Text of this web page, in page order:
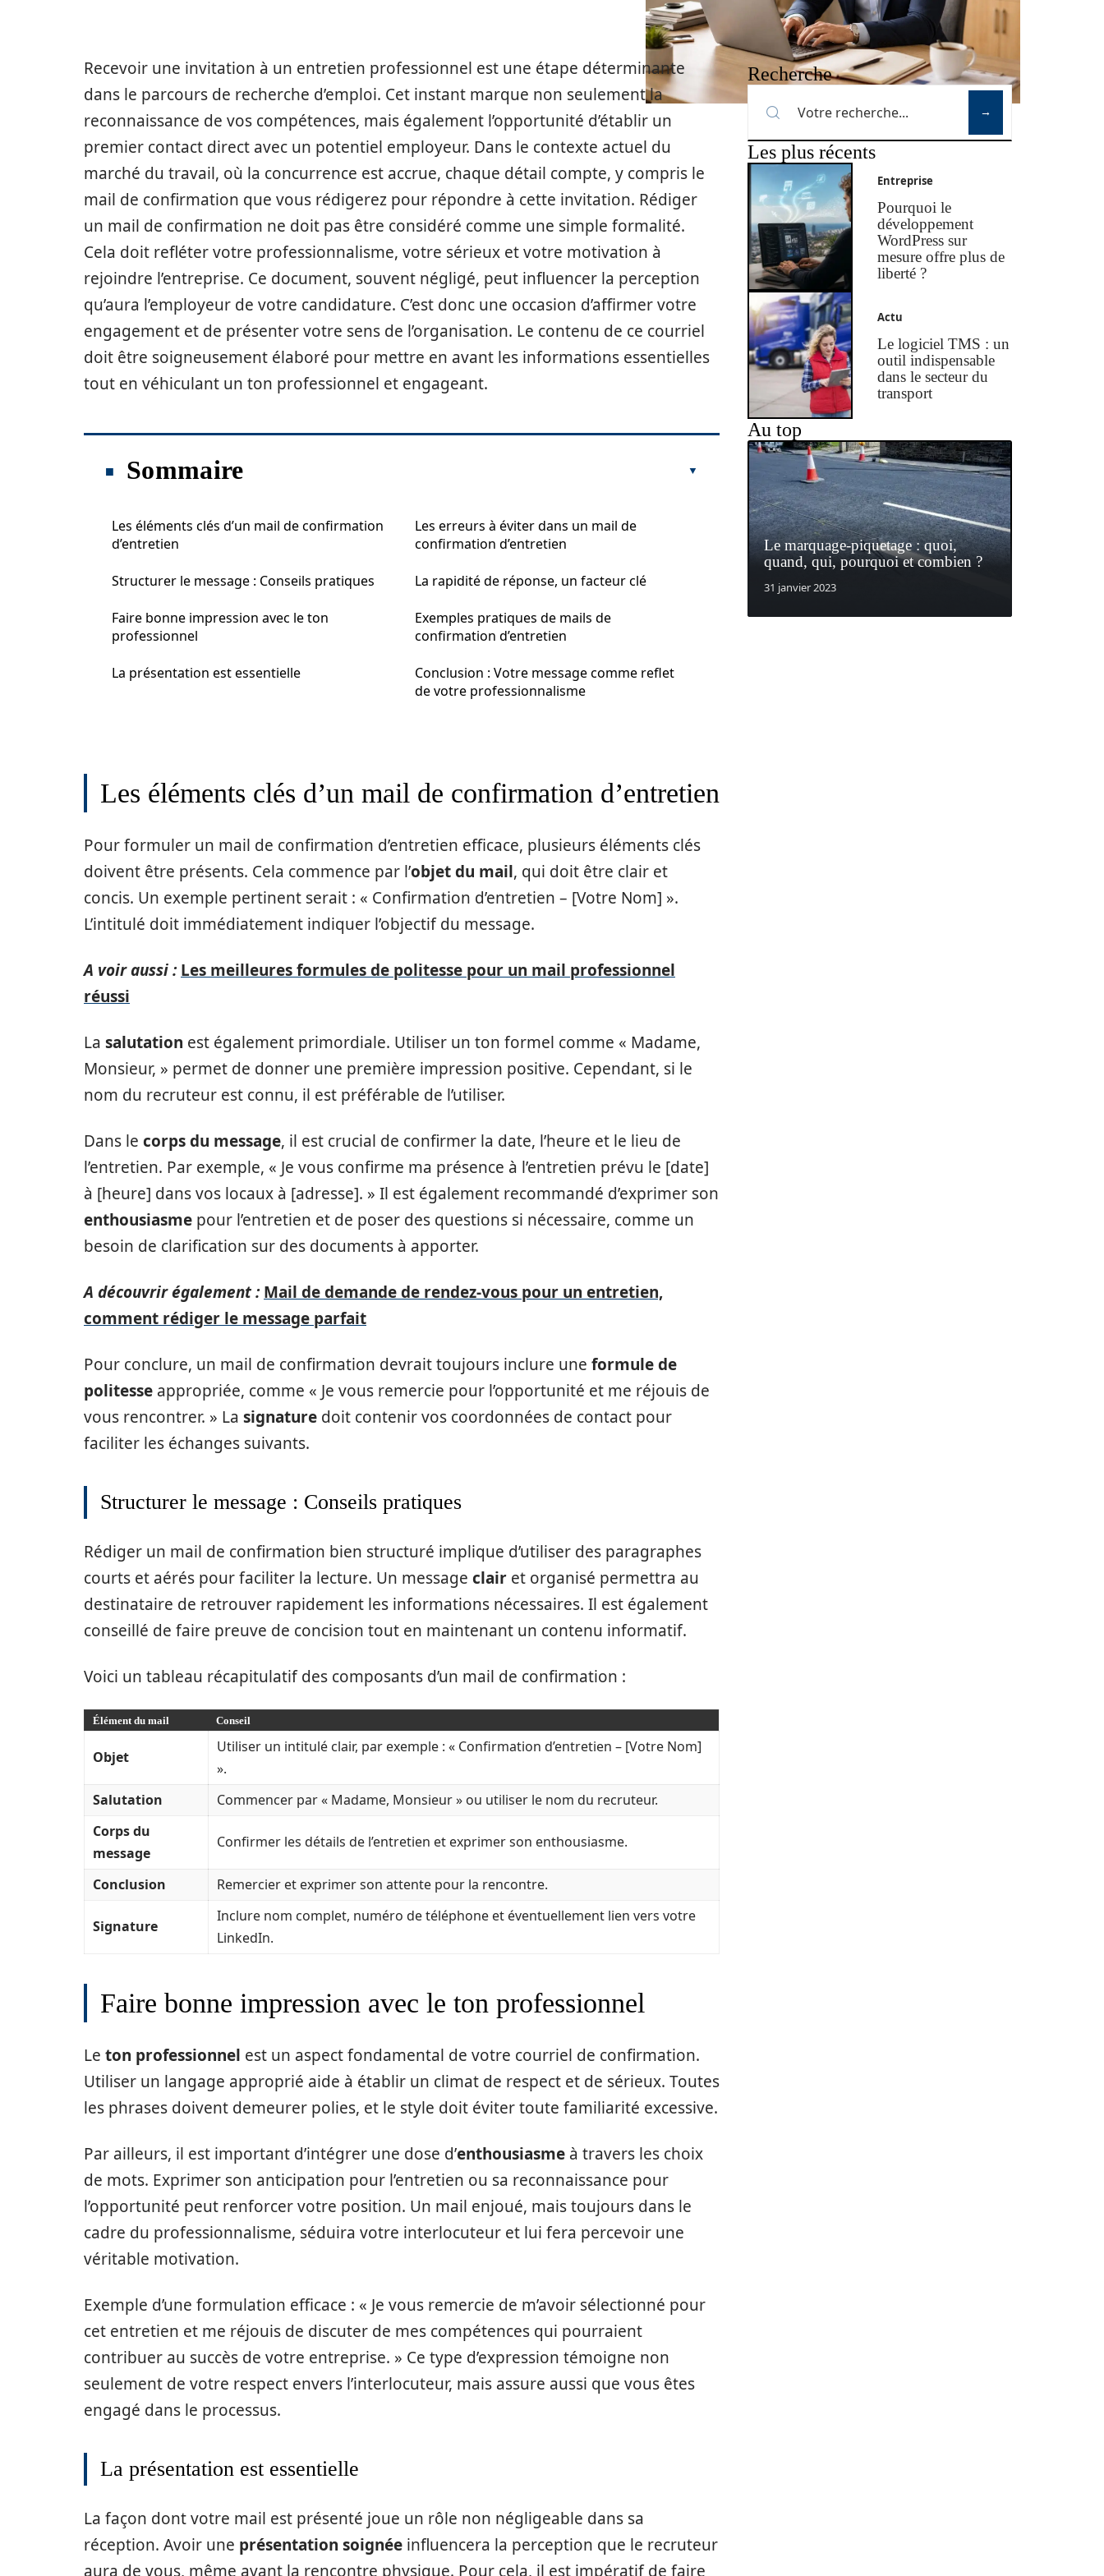
Recevoir une invitation à un entretien professionnel est une étape déterminante
dans le parcours de recherche d’emploi. Cet instant marque non seulement la
reconnaissance de vos compétences, mais également l’opportunité d’établir un
premier contact direct avec un potentiel employeur. Dans le contexte actuel du
marché du travail, où la concurrence est accrue, chaque détail compte, y compris le
mail de confirmation que vous rédigerez pour répondre à cette invitation. Rédiger
un mail de confirmation ne doit pas être considéré comme une simple formalité.
Cela doit refléter votre professionnalisme, votre sérieux et votre motivation à
rejoindre l’entreprise. Ce document, souvent négligé, peut influencer la perception
qu’aura l’employeur de votre candidature. C’est donc une occasion d’affirmer votre
engagement et de présenter votre sens de l’organisation. Le contenu de ce courriel
doit être soigneusement élaboré pour mettre en avant les informations essentielles
tout en véhiculant un ton professionnel et engageant.
Sommaire
Les éléments clés d’un mail de confirmation
d’entretien
Structurer le message : Conseils pratiques
Faire bonne impression avec le ton
professionnel
La présentation est essentielle
Les erreurs à éviter dans un mail de
confirmation d’entretien
La rapidité de réponse, un facteur clé
Exemples pratiques de mails de
confirmation d’entretien
Conclusion : Votre message comme reflet
de votre professionnalisme
Les éléments clés d’un mail de confirmation d’entretien
Pour formuler un mail de confirmation d’entretien efficace, plusieurs éléments clés
doivent être présents. Cela commence par l’objet du mail, qui doit être clair et
concis. Un exemple pertinent serait : « Confirmation d’entretien – [Votre Nom] ».
L’intitulé doit immédiatement indiquer l’objectif du message.
A voir aussi : Les meilleures formules de politesse pour un mail professionnel
réussi
La salutation est également primordiale. Utiliser un ton formel comme « Madame,
Monsieur, » permet de donner une première impression positive. Cependant, si le
nom du recruteur est connu, il est préférable de l’utiliser.
Dans le corps du message, il est crucial de confirmer la date, l’heure et le lieu de
l’entretien. Par exemple, « Je vous confirme ma présence à l’entretien prévu le [date]
à [heure] dans vos locaux à [adresse]. » Il est également recommandé d’exprimer son
enthousiasme pour l’entretien et de poser des questions si nécessaire, comme un
besoin de clarification sur des documents à apporter.
A découvrir également : Mail de demande de rendez-vous pour un entretien,
comment rédiger le message parfait
Pour conclure, un mail de confirmation devrait toujours inclure une formule de
politesse appropriée, comme « Je vous remercie pour l’opportunité et me réjouis de
vous rencontrer. » La signature doit contenir vos coordonnées de contact pour
faciliter les échanges suivants.
Structurer le message : Conseils pratiques
Rédiger un mail de confirmation bien structuré implique d’utiliser des paragraphes
courts et aérés pour faciliter la lecture. Un message clair et organisé permettra au
destinataire de retrouver rapidement les informations nécessaires. Il est également
conseillé de faire preuve de concision tout en maintenant un contenu informatif.
Voici un tableau récapitulatif des composants d’un mail de confirmation :
Élément du mail Conseil
Objet
Utiliser un intitulé clair, par exemple : « Confirmation d’entretien – [Votre Nom]
».
Salutation
Commencer par « Madame, Monsieur » ou utiliser le nom du recruteur.
Corps du
message
Confirmer les détails de l’entretien et exprimer son enthousiasme.
Conclusion Remercier et exprimer son attente pour la rencontre.
Signature
Inclure nom complet, numéro de téléphone et éventuellement lien vers votre
LinkedIn.
Faire bonne impression avec le ton professionnel
Le ton professionnel est un aspect fondamental de votre courriel de confirmation.
Utiliser un langage approprié aide à établir un climat de respect et de sérieux. Toutes
les phrases doivent demeurer polies, et le style doit éviter toute familiarité excessive.
Par ailleurs, il est important d’intégrer une dose d’enthousiasme à travers les choix
de mots. Exprimer son anticipation pour l’entretien ou sa reconnaissance pour
l’opportunité peut renforcer votre position. Un mail enjoué, mais toujours dans le
cadre du professionnalisme, séduira votre interlocuteur et lui fera percevoir une
véritable motivation.
Exemple d’une formulation efficace : « Je vous remercie de m’avoir sélectionné pour
cet entretien et me réjouis de discuter de mes compétences qui pourraient
contribuer au succès de votre entreprise. » Ce type d’expression témoigne non
seulement de votre respect envers l’interlocuteur, mais assure aussi que vous êtes
engagé dans le processus.
La présentation est essentielle
La façon dont votre mail est présenté joue un rôle non négligeable dans sa
réception. Avoir une présentation soignée influencera la perception que le recruteur
aura de vous, même avant la rencontre physique. Pour cela, il est impératif de faire
Recherche
Les plus récents
Entreprise
Pourquoi le
développement
WordPress sur
mesure offre plus de
liberté ?
Actu
Le logiciel TMS : un
outil indispensable
dans le secteur du
transport
Au top
Le marquage-piquetage : quoi,
quand, qui, pourquoi et combien ?
31 janvier 2023